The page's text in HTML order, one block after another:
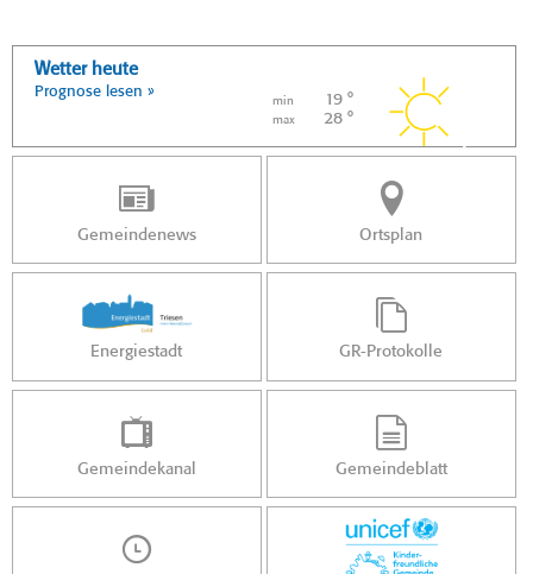
Wetter heute
Prognose lesen »
min 19 °
max 28 °
Gemeindenews Ortsplan
Energiestadt GR-Protokolle
Gemeindekanal Gemeindeblatt